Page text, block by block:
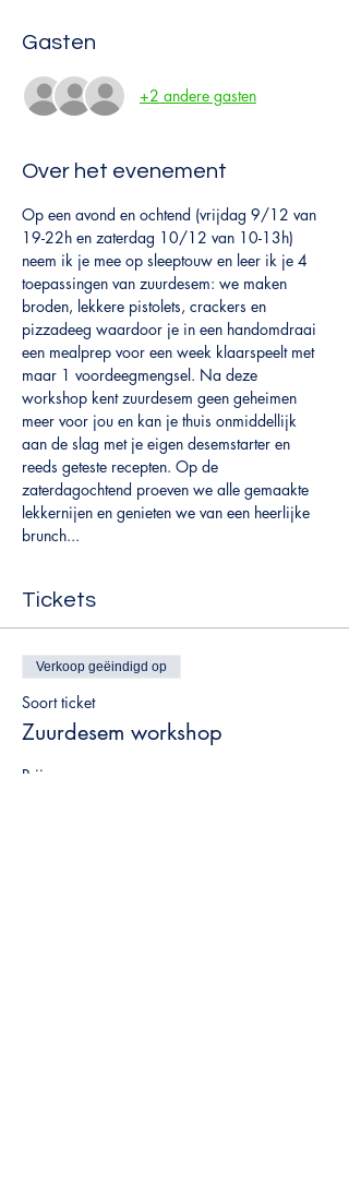
Gasten
+2 andere gasten
Over het evenement
Op een avond en ochtend (vrijdag 9/12 van
19-22h en zaterdag 10/12 van 10-13h)
neem ik je mee op sleeptouw en leer ik je 4
toepassingen van zuurdesem: we maken
broden, lekkere pistolets, crackers en
pizzadeeg waardoor je in een handomdraai
een mealprep voor een week klaarspeelt met
maar 1 voordeegmengsel. Na deze
workshop kent zuurdesem geen geheimen
meer voor jou en kan je thuis onmiddellijk
aan de slag met je eigen desemstarter en
reeds geteste recepten. Op de
zaterdagochtend proeven we alle gemaakte
lekkernijen en genieten we van een heerlijke
brunch...
Tickets
Verkoop geëindigd op
Soort ticket
Zuurdesem workshop
Prijs